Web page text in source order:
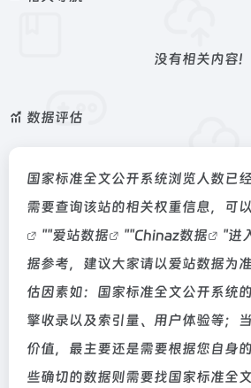
没有相关内容!
数据评估
国家标准全文公开系统浏览人数已
需要查询该站的相关权重信息，可
""爱站数据 ""Chinaz数据
"进
据参考，建议大家请以爱站数据为
估因素如：国家标准全文公开系统
擎收录以及索引量、用户体验等；
价值，最主要还是需要根据您自身
些确切的数据则需要找国家标准全